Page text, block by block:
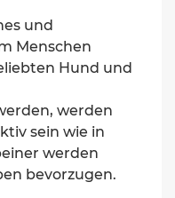
und
Menschen
Hund und
werden
sein wie in
werden
bevorzugen.